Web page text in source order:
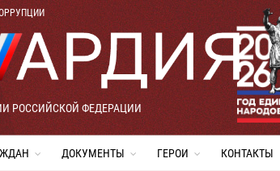
РОССИЙСКОЙ ФЕДЕРАЦИИ
ДОКУМЕНТЫ ГЕРОИ КОНТАКТЫ